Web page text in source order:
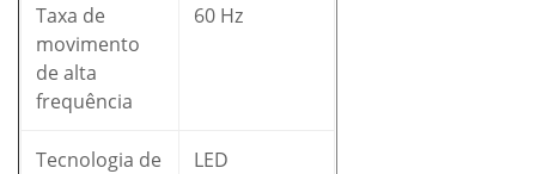
Taxa de
movimento
de alta
frequência
60 Hz
Tecnologia de
LED